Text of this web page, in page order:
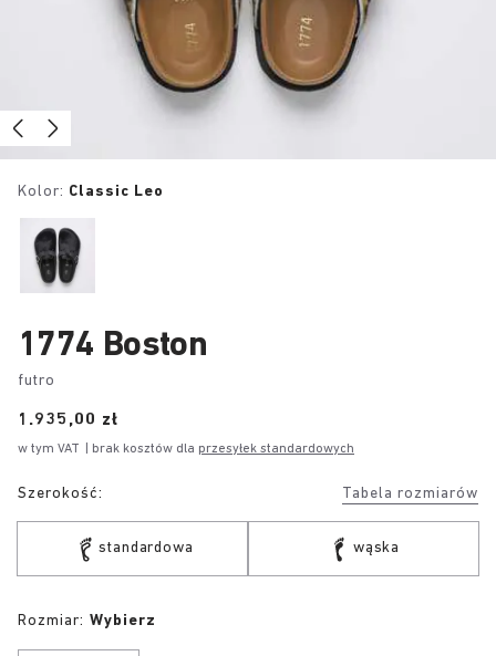
Kolor: Classic Leo
1774 Boston
futro
Price:
1.935,00 zł
w tym VAT | brak kosztów dla przesyłek standardowych
Szerokość: Tabela rozmiarów
standardowa wąska
Rozmiar: Wybierz